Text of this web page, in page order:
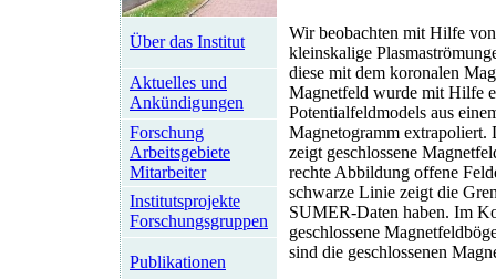
Über das Institut
Aktuelles und
Ankündigungen
Forschung
Arbeitsgebiete
Mitarbeiter
Institutsprojekte
Forschungsgruppen
Publikationen
Wir beobachten mit Hilfe
kleinskalige
diese mit dem koronalen
Magnetfeld wurde mit Hilfe
Potentialfeldmodels aus
Magnetogramm
zeigt geschlossene
rechte Abbildung offene
schwarze Linie zeigt die
SUMER-Daten haben. Im
geschlossene
sind die geschlossenen